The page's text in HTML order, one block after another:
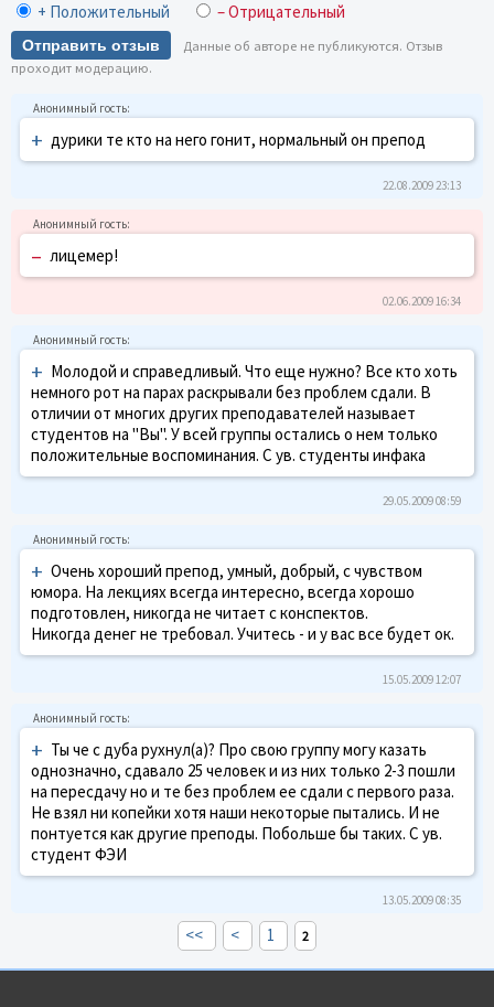
+ Положительный – Отрицательный
Отправить отзыв
Данные об авторе не публикуются. Отзыв
проходит модерацию.
+ дурики те кто на него гонит, нормальный он препод
22.08.2009 23:13
– лицемер!
02.06.2009 16:34
+ Молодой и справедливый. Что еще нужно? Все кто хоть
немного рот на парах раскрывали без проблем сдали. В
отличии от многих других преподавателей называет
студентов на "Вы". У всей группы остались о нем только
положительные воспоминания. С ув. студенты инфака
29.05.2009 08:59
+ Очень хороший препод, умный, добрый, с чувством
юмора. На лекциях всегда интересно, всегда хорошо
подготовлен, никогда не читает с конспектов.
Никогда денег не требовал. Учитесь - и у вас все будет ок.
15.05.2009 12:07
+ Ты че с дуба рухнул(а)? Про свою группу могу казать
однозначно, сдавало 25 человек и из них только 2-3 пошли
на пересдачу но и те без проблем ее сдали с первого раза.
Не взял ни копейки хотя наши некоторые пытались. И не
понтуется как другие преподы. Побольше бы таких. С ув.
студент ФЭИ
13.05.2009 08:35
<< < 1 2